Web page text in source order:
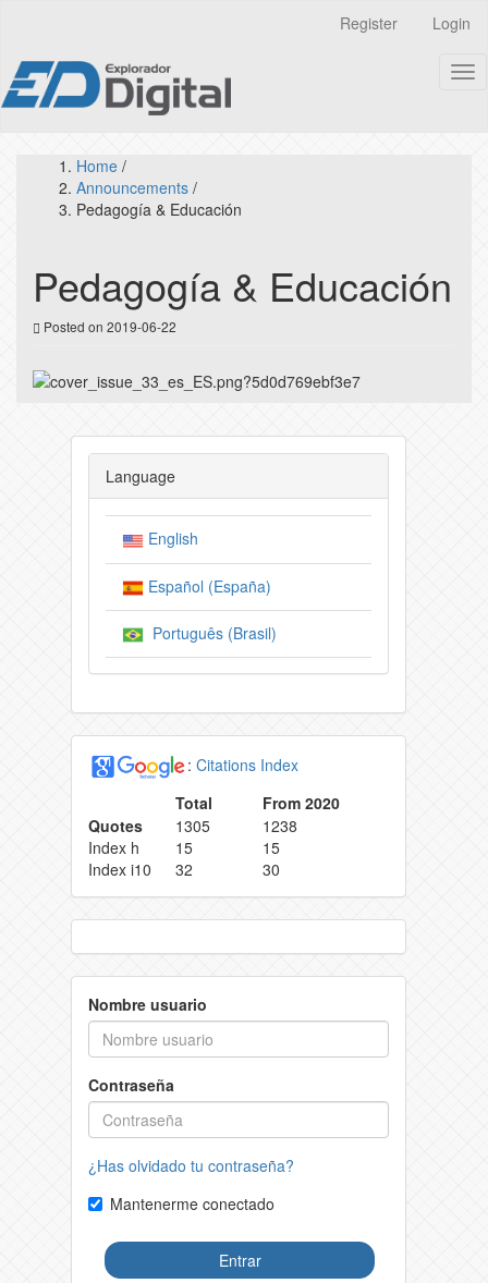
page
content
Main
Content
Sidebar
Register Login
Home /
Announcements /
Pedagogía & Educación
Pedagogía & Educación
Posted on 2019-06-22
Language
English
Español (España)
Português (Brasil)
: Citations Index
Total
From 2020
Quotes
1305
1238
Index h
15
15
Index i10
32 30
Nombre usuario
Contraseña
¿Has olvidado tu contraseña?
Mantenerme conectado
Entrar